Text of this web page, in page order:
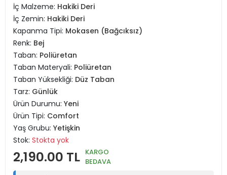
İç Malzeme: Hakiki Deri
İç Zemin: Hakiki Deri
Kapanma Tipi: Mokasen (Bağcıksız)
Renk: Bej
Taban: Poliüretan
Taban Materyali: Poliüretan
Taban Yüksekliği: Düz Taban
Tarz: Günlük
Ürün Durumu: Yeni
Ürün Tipi: Comfort
Yaş Grubu: Yetişkin
Stok: Stokta yok
2,190.00 TL KARGO
BEDAVA